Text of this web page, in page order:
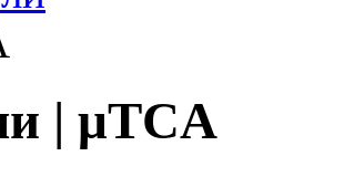
| μTCA